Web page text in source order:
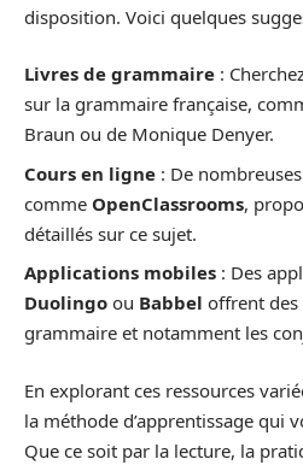
disposition. Voici quelques
Livres de grammaire :
sur la grammaire française,
Braun ou de Monique Denyer.
Cours en ligne : De
comme OpenClassrooms,
détaillés sur ce sujet.
Applications mobiles : Des
Duolingo ou Babbel offrent des
grammaire et notamment les
En explorant ces ressources
la méthode d’apprentissage qui
Que ce soit par la lecture, la